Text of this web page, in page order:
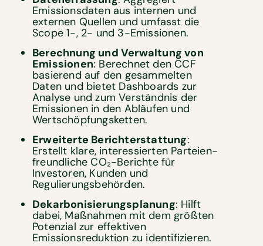
Emissionsdaten aus internen und
externen Quellen und umfasst die
Scope 1-, 2- und 3-Emissionen.
Berechnung und Verwaltung von
Emissionen: Berechnet den CCF
basierend auf den gesammelten
Daten und bietet Dashboards zur
Analyse und zum Verständnis der
Emissionen in den Abläufen und
Wertschöpfungsketten.
Erweiterte Berichterstattung:
Erstellt klare, interessierten Parteien-
freundliche CO₂-Berichte für
Investoren, Kunden und
Regulierungsbehörden.
Dekarbonisierungsplanung: Hilft
dabei, Maßnahmen mit dem größten
Potenzial zur effektiven
Emissionsreduktion zu identifizieren.